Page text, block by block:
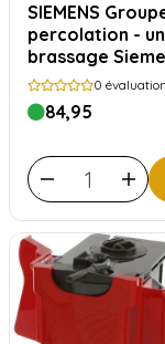
SIEMENS Groupe de
percolation -
brassage
type 11014118
0
84,95